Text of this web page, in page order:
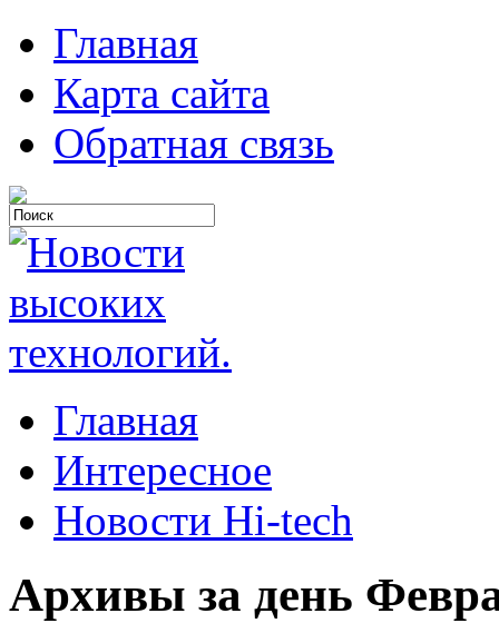
Главная
Карта сайта
Обратная связь
Главная
Интересное
Новости Hi-tech
Архивы за день